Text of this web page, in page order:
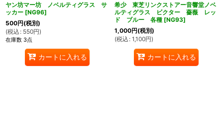
ヤン坊マー坊 ノベルティグラス サ
ッカー [NG96]
500円(税別)
(税込 : 550円)
在庫数 3点
カートに入れる
希少 東芝リンクストアー音響堂ノベ
ルティグラス ビクター 薔薇 レッ
ド ブルー 各種 [NG93]
1,000円(税別)
(税込 : 1,100円)
カートに入れる